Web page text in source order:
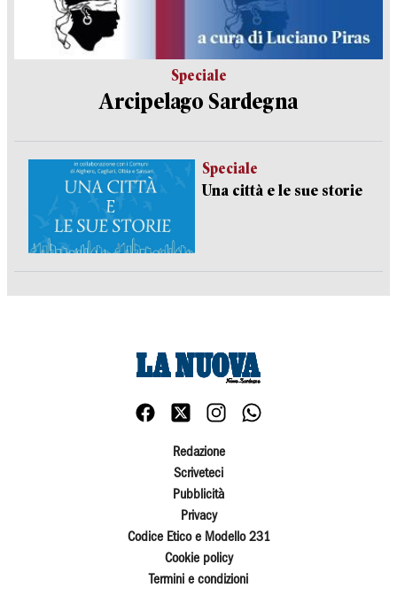
Speciale
Arcipelago Sardegna
Speciale
Una città e le sue storie
Redazione
Scriveteci
Pubblicità
Privacy
Codice Etico e Modello 231
Cookie policy
Termini e condizioni